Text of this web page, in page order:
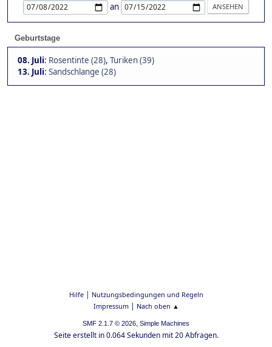
an
Geburtstage
08. Juli: Rosentinte (28), Turiken (39)
13. Juli: Sandschlange (28)
Hilfe| Nutzungsbedingungen und Regeln
Impressum| Nach oben ▲
SMF 2.1.7 © 2026, Simple Machines
Seite erstellt in 0.064 Sekunden mit 20 Abfragen.